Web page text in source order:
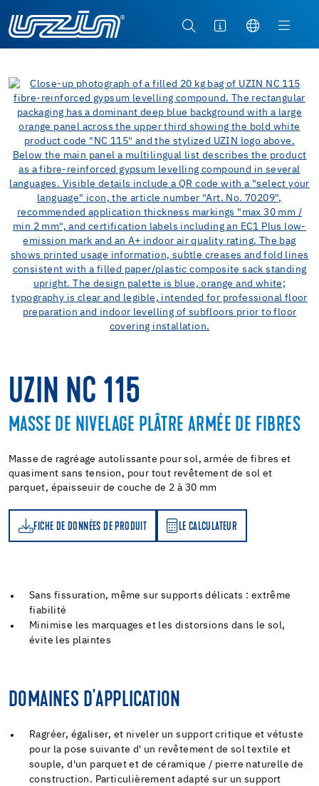
UZIN NC 115
MASSE DE NIVELAGE PLÂTRE ARMÉE DE FIBRES
Masse de ragréage autolissante pour sol, armée de fibres et
quasiment sans tension, pour tout revêtement de sol et
parquet, épaisseuir de couche de 2 à 30 mm
FICHE DE DONNÉES DE PRODUIT LE CALCULATEUR
LE CALCULATEUR
Sans fissuration, même sur supports délicats : extrême
fiabilité
Minimise les marquages et les distorsions dans le sol,
évite les plaintes
DOMAINES D'APPLICATION
Ragréer, égaliser, et niveler un support critique et vétuste
pour la pose suivante d' un revêtement de sol textile et
souple, d'un parquet et de céramique / pierre naturelle de
construction. Particulièrement adapté sur un support